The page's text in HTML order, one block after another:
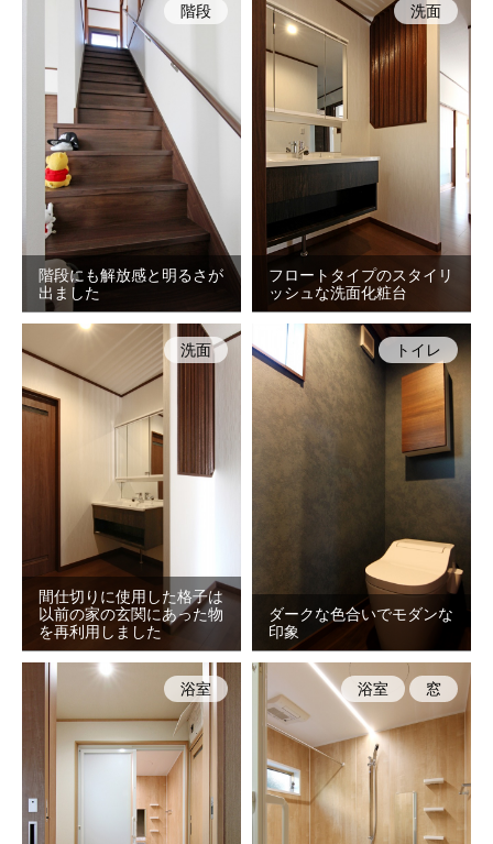
階段にも解放感と明るさが
出ました
階段
フロートタイプのスタイリ
ッシュな洗面化粧台
洗面
間仕切りに使用した格子は
以前の家の玄関にあった物
を再利用しました
洗面
ダークな色合いでモダンな
印象
トイレ
浴室 浴室 窓